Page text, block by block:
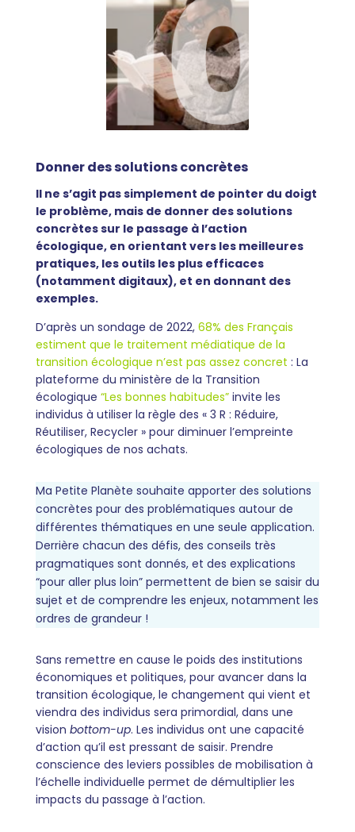
Donner des solutions concrètes
Il ne s’agit pas simplement de pointer du doigt
le problème, mais de donner des solutions
concrètes sur le passage à l’action
écologique, en orientant vers les meilleures
pratiques, les outils les plus efficaces
(notamment digitaux), et en donnant des
exemples.
D’après un sondage de 2022, 68% des Français
estiment que le traitement médiatique de la
transition écologique n’est pas assez concret : La
plateforme du ministère de la Transition
écologique “Les bonnes habitudes” invite les
individus à utiliser la règle des « 3 R : Réduire,
Réutiliser, Recycler » pour diminuer l’empreinte
écologiques de nos achats.
Ma Petite Planète souhaite apporter des solutions
concrètes pour des problématiques autour de
différentes thématiques en une seule application.
Derrière chacun des défis, des conseils très
pragmatiques sont donnés, et des explications
“pour aller plus loin” permettent de bien se saisir du
sujet et de comprendre les enjeux, notamment les
ordres de grandeur !
Sans remettre en cause le poids des institutions
économiques et politiques, pour avancer dans la
transition écologique, le changement qui vient et
viendra des individus sera primordial, dans une
vision bottom-up. Les individus ont une capacité
d’action qu’il est pressant de saisir. Prendre
conscience des leviers possibles de mobilisation à
l’échelle individuelle permet de démultiplier les
impacts du passage à l’action.